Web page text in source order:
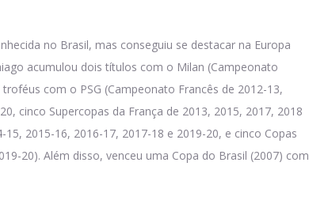
no Brasil, mas conseguiu se destacar na Europa
acumulou dois títulos com o Milan (Campeonato
com o PSG (Campeonato Francês de 2012-13,
cinco Supercopas da França de 2013, 2015, 2017, 2018
2015-16, 2016-17, 2017-18 e 2019-20, e cinco Copas
20). Além disso, venceu uma Copa do Brasil (2007) com